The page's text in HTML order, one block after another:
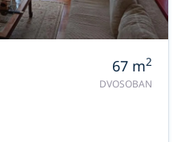
67 m2
DVOSOBAN